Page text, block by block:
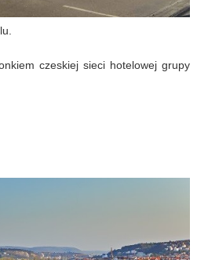
czeskiej sieci hotelowej grupy